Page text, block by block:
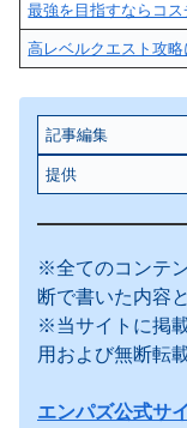
最強を目指すならコ
高レベルクエスト攻
記事編集
提供
※全てのコンテ
断で書いた内容
※当サイトに掲
用および無断転
エンパズ公式サ